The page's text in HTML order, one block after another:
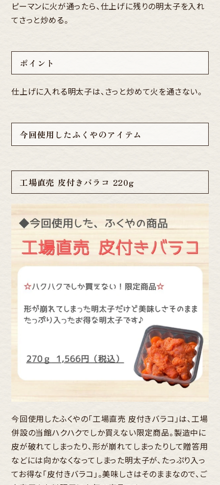
ピーマンに火が通ったら、仕上げに残りの明太子を入れ
てさっと炒める。
ポイント
仕上げに入れる明太子は、さっと炒めて火を通さない。
今回使用したふくやのアイテム
工場直売 皮付きバラコ 220g
今回使用したふくやの「工場直売 皮付きバラコ」は、工場
併設の当館ハクハクでしか買えない限定商品。製造中に
皮が破れてしまったり、形が崩れてしまったりして贈答用
などには向かなくなってしまった明太子が、たっぷり入っ
てお得な「皮付きバラコ」。美味しさはそのままなので、ご